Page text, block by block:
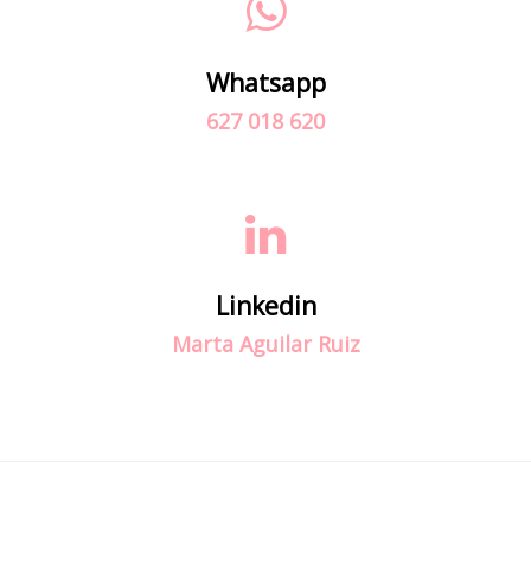
Whatsapp
627 018 620
Linkedin
Marta Aguilar Ruiz